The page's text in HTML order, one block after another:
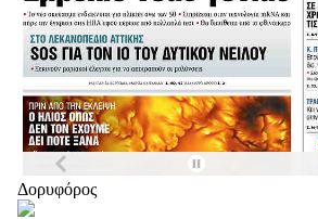
Δορυφόρος